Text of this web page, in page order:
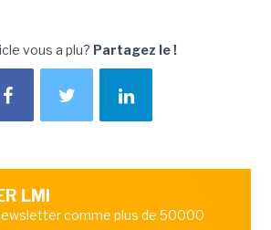
vous a plu? Partagez le !
LMI
comme plus de 50000